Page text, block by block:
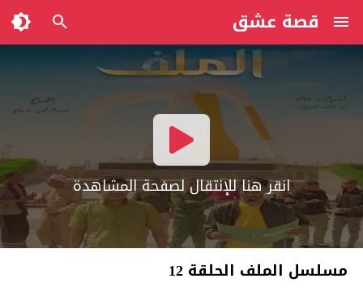
قصة عشق
انقر هنا للإنتقال لصفحة المشاهدة
مسلسل الملف الحلقة 12